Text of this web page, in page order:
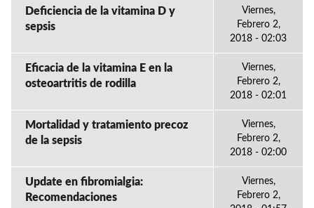
Deficiencia de la vitamina D y
sepsis
Viernes,
Febrero 2,
2018 - 02:03
Eficacia de la vitamina E en la
osteoartritis de rodilla
Viernes,
Febrero 2,
2018 - 02:01
Mortalidad y tratamiento precoz
de la sepsis
Viernes,
Febrero 2,
2018 - 02:00
Update en fibromialgia:
Recomendaciones
Viernes,
Febrero 2,